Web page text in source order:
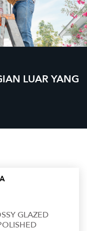
GLAZED
LUAR YANG